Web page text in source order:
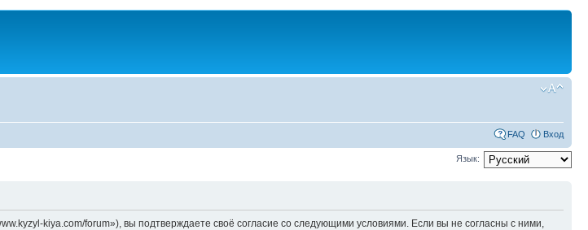
FAQ Вход
Язык:
kiya.com/forum»), вы подтверждаете своё согласие со следующими условиями. Если вы не согласны с ними,